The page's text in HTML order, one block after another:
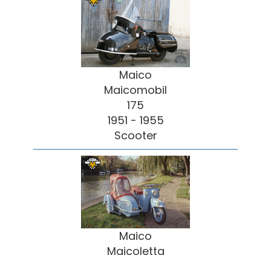
Maico
Maicomobil
175
1951 - 1955
Scooter
Maico
Maicoletta